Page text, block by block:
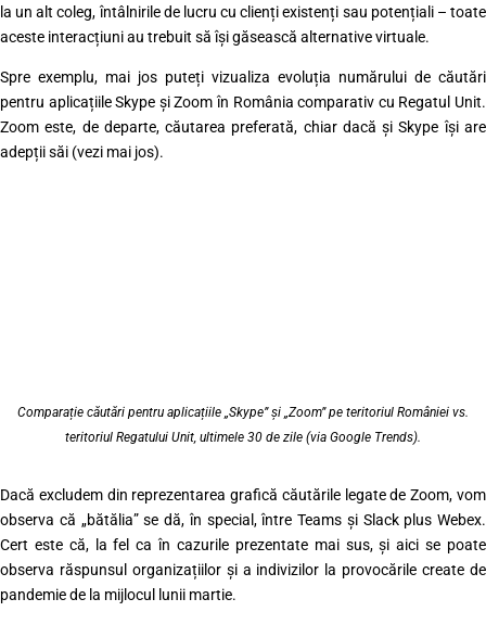
la un alt coleg, întâlnirile de lucru cu clienți existenți sau potențiali – toate
aceste interacțiuni au trebuit să își găsească alternative virtuale.
Spre exemplu, mai jos puteți vizualiza evoluția numărului de căutări
pentru aplicațiile Skype și Zoom în România comparativ cu Regatul Unit.
Zoom este, de departe, căutarea preferată, chiar dacă și Skype își are
adepții săi (vezi mai jos).
Comparație căutări pentru aplicațiile „Skype” și „Zoom” pe teritoriul României vs.
teritoriul Regatului Unit, ultimele 30 de zile (via Google Trends).
Dacă excludem din reprezentarea grafică căutările legate de Zoom, vom
observa că „bătălia” se dă, în special, între Teams și Slack plus Webex.
Cert este că, la fel ca în cazurile prezentate mai sus, și aici se poate
observa răspunsul organizațiilor și a indivizilor la provocările create de
pandemie de la mijlocul lunii martie.